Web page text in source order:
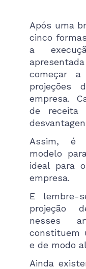
Após uma
cinco
a
começar a
projeções
empresa.
de receita
Assim, é
modelo
ideal para
empresa.
E lembre-
projeção
nesses
constituem
e de modo
Ainda